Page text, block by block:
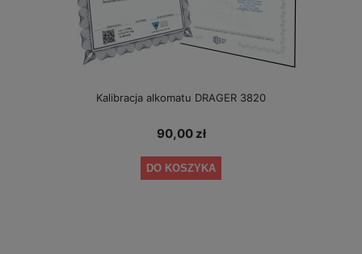
Kalibracja alkomatu DRAGER 3820
90,00 zł
DO KOSZYKA